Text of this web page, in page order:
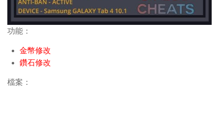
功能：
金幣修改
鑽石修改
檔案：